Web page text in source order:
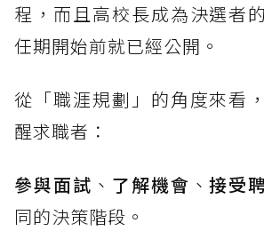
程，而且高校長成為決選者
任期開始前就已經公開。
從「職涯規劃」的角度來看
醒求職者：
參與面試 、 了解機會 、接受
同的決策階段。